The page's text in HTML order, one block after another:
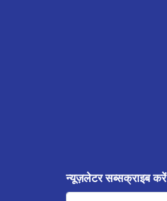
न्यूज़लेटर सब्सक्राइब करें